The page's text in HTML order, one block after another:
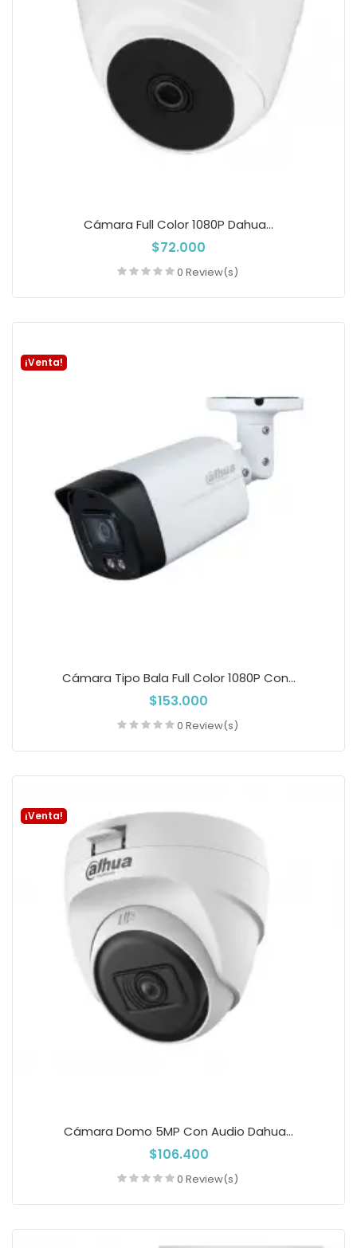
Cámara Full Color 1080P Dahua...
$72.000
0 Review(s)
¡Venta!
Cámara Tipo Bala Full Color 1080P Con...
$153.000
0 Review(s)
¡Venta!
Cámara Domo 5MP Con Audio Dahua...
$106.400
0 Review(s)